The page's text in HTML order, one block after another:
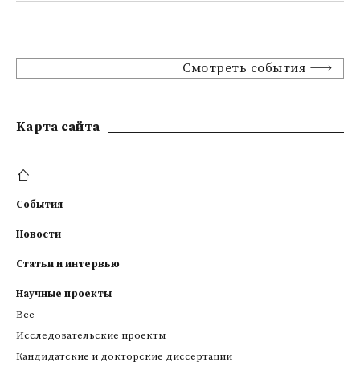
Смотреть события
Kарта сайта
События
Новости
Статьи и интервью
Научные проекты
Все
Исследовательские проекты
Кандидатские и докторские диссертации